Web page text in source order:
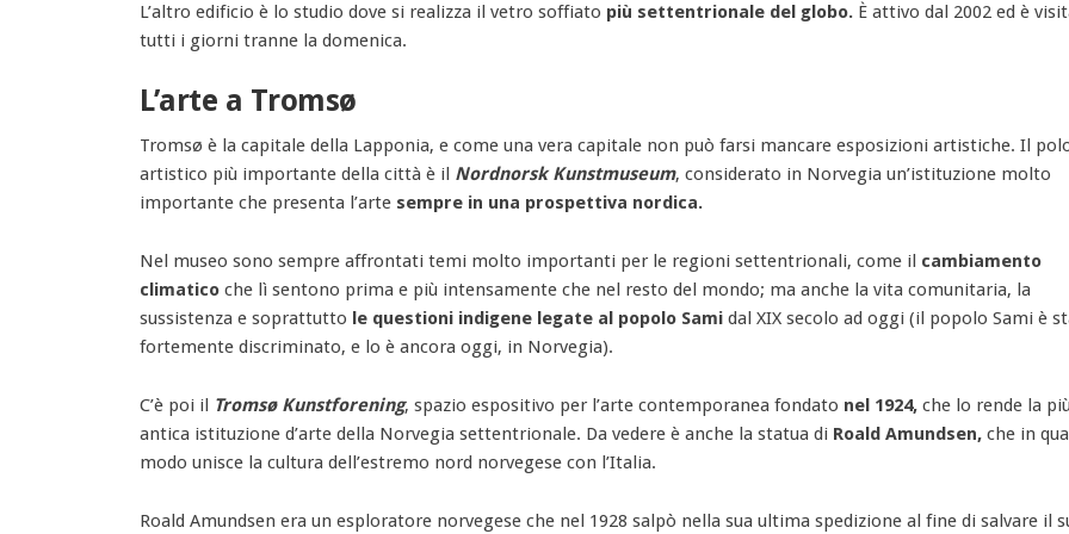
L’altro edificio è lo studio dove si realizza il vetro soffiato più settentrionale del globo. È attivo dal 2002 ed è
tutti i giorni tranne la domenica.
L’arte a Tromsø
Tromsø è la capitale della Lapponia, e come una vera capitale non può farsi mancare esposizioni artistiche. Il
artistico più importante della città è il Nordnorsk Kunstmuseum, considerato in Norvegia un’istituzione molto
importante che presenta l’arte sempre in una prospettiva nordica.
Nel museo sono sempre affrontati temi molto importanti per le regioni settentrionali, come il cambiamento
climatico che lì sentono prima e più intensamente che nel resto del mondo; ma anche la vita comunitaria, la
sussistenza e soprattutto le questioni indigene legate al popolo Sami dal XIX secolo ad oggi (il popolo Sami è
fortemente discriminato, e lo è ancora oggi, in Norvegia).
C’è poi il Tromsø Kunstforening, spazio espositivo per l’arte contemporanea fondato nel 1924, che lo rende la più
antica istituzione d’arte della Norvegia settentrionale. Da vedere è anche la statua di Roald Amundsen, che in
modo unisce la cultura dell’estremo nord norvegese con l’Italia.
Roald Amundsen era un esploratore norvegese che nel 1928 salpò nella sua ultima spedizione al fine di salvare il